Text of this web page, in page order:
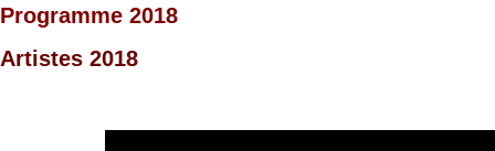
Programme 2018
Artistes 2018